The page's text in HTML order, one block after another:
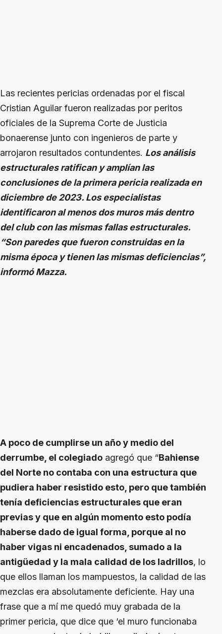
Las recientes pericias ordenadas por el fiscal
Cristian Aguilar fueron realizadas por peritos
oficiales de la Suprema Corte de Justicia
bonaerense junto con ingenieros de parte y
arrojaron resultados contundentes. Los análisis
estructurales ratifican y amplían las
conclusiones de la primera pericia realizada en
diciembre de 2023. Los especialistas
identificaron al menos dos muros más dentro
del club con las mismas fallas estructurales.
“Son paredes que fueron construidas en la
misma época y tienen las mismas deficiencias”,
informó Mazza.
A poco de cumplirse un año y medio del
derrumbe, el colegiado agregó que “Bahiense
del Norte no contaba con una estructura que
pudiera haber resistido esto, pero que también
tenía deficiencias estructurales que eran
previas y que en algún momento esto podía
haberse dado de igual forma, porque al no
haber vigas ni encadenados, sumado a la
antigüedad y la mala calidad de los ladrillos, lo
que ellos llaman los mampuestos, la calidad de las
mezclas era absolutamente deficiente. Hay una
frase que a mí me quedó muy grabada de la
primer pericia, que dice que ‘el muro funcionaba